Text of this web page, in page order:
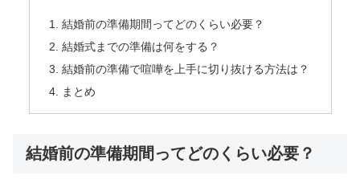
結婚前の準備期間ってどのくらい必要？
結婚式までの準備は何をする？
結婚前の準備で喧嘩を上手に切り抜ける方法は？
まとめ
結婚前の準備期間ってどのくらい必要？